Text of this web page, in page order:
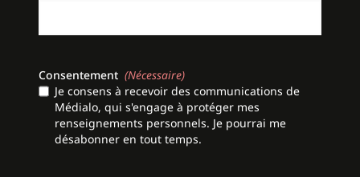
Consentement (Nécessaire)
Je consens à recevoir des communications de
Médialo, qui s'engage à protéger mes
renseignements personnels. Je pourrai me
désabonner en tout temps.